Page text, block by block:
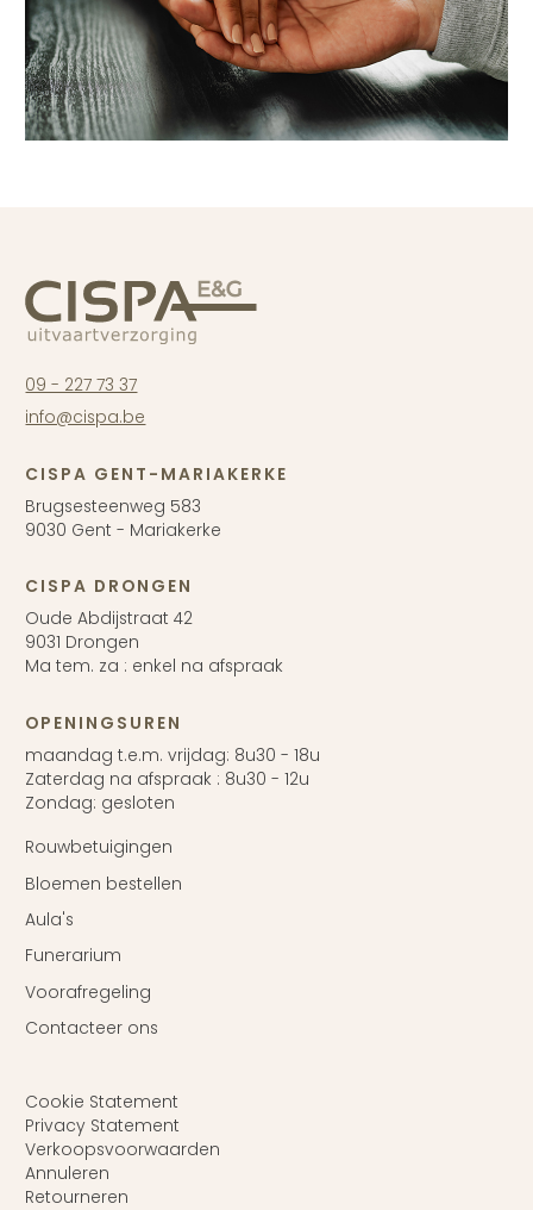
09 - 227 73 37
info@cispa.be
CISPA GENT-MARIAKERKE
Brugsesteenweg 583
9030 Gent - Mariakerke
CISPA DRONGEN
Oude Abdijstraat 42
9031 Drongen
Ma tem. za : enkel na afspraak
OPENINGSUREN
maandag t.e.m. vrijdag: 8u30 - 18u
Zaterdag na afspraak : 8u30 - 12u
Zondag: gesloten
Rouwbetuigingen
Bloemen bestellen
Aula's
Funerarium
Voorafregeling
Contacteer ons
Cookie Statement
Privacy Statement
Verkoopsvoorwaarden
Annuleren
Retourneren